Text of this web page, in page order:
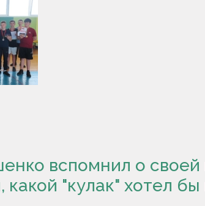
вспомнил о
какой "кулак" хотел